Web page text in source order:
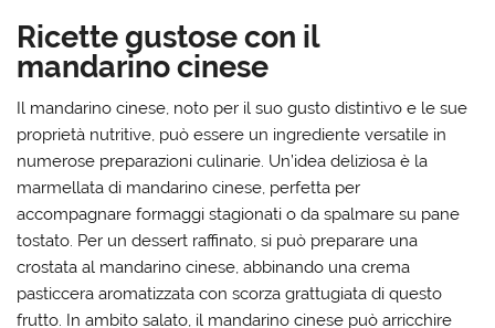
Ricette gustose con il
mandarino cinese
Il mandarino cinese, noto per il suo gusto distintivo e le sue
proprietà nutritive, può essere un ingrediente versatile in
numerose preparazioni culinarie. Un’idea deliziosa è la
marmellata di mandarino cinese, perfetta per
accompagnare formaggi stagionati o da spalmare su pane
tostato. Per un dessert raffinato, si può preparare una
crostata al mandarino cinese, abbinando una crema
pasticcera aromatizzata con scorza grattugiata di questo
frutto. In ambito salato, il mandarino cinese può arricchire